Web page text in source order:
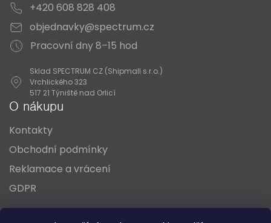
+420 608 828 408
objednavky@spectrum.cz
Pracovní dny 8–15 hod
Sklad SPECTRUM CZ (Shipmall s.r.o.)
Vrchlického 323
517 21 Týniště nad Orlicí
O nákupu
Kontakty
Obchodní podmínky
Reklamace a vrácení
GDPR